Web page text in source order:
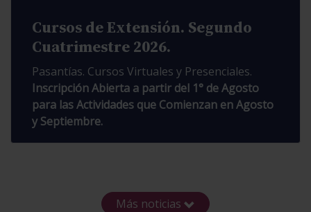
Cursos de Extensión. Segundo
Cuatrimestre 2026.
Pasantías. Cursos Virtuales y Presenciales.
Inscripción Abierta a partir del 1° de Agosto
para las Actividades que Comienzan en Agosto
y Septiembre.
Más noticias